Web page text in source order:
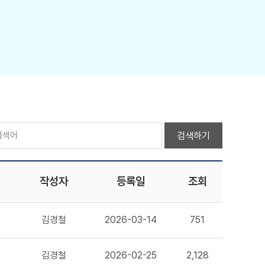
검색하기
작성자 등록일 조회
김경철 2026-03-14 751
김경철 2026-02-25 2,128